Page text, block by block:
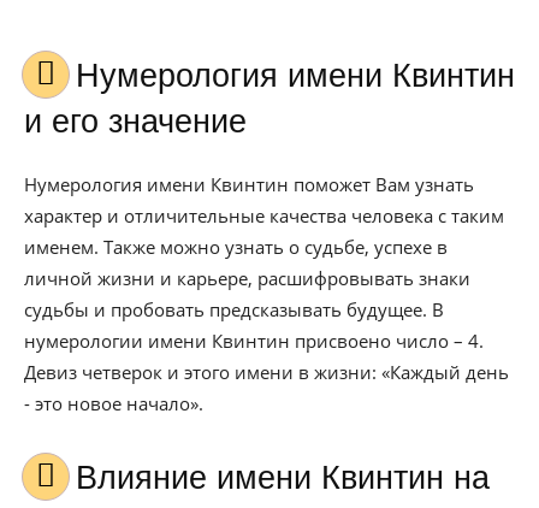
Нумерология имени Квинтин
и его значение
Нумерология имени Квинтин поможет Вам узнать
характер и отличительные качества человека с таким
именем. Также можно узнать о судьбе, успехе в
личной жизни и карьере, расшифровывать знаки
судьбы и пробовать предсказывать будущее. В
нумерологии имени Квинтин присвоено число – 4.
Девиз четверок и этого имени в жизни: «Каждый день
- это новое начало».
Влияние имени Квинтин на